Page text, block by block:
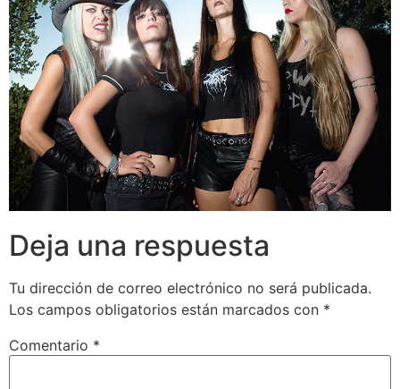
Deja una respuesta
Tu dirección de correo electrónico no será publicada.
Los campos obligatorios están marcados con *
Comentario *